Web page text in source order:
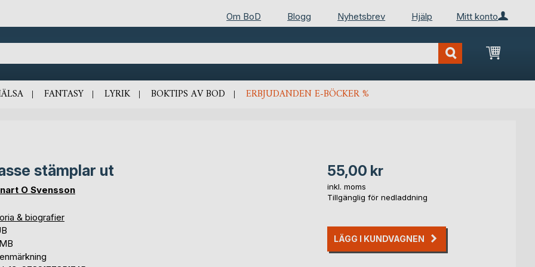
Mitt konto
Om BoD Blogg Nyhetsbrev Hjälp
Min
FANTASY LYRIK BOKTIPS AV BOD ERBJUDANDEN E-BÖCKER %
stämplar ut
O Svensson
& biografier
55,00 kr
inkl. moms
Tillgänglig för nedladdning
LÄGG I KUNDVAGNEN